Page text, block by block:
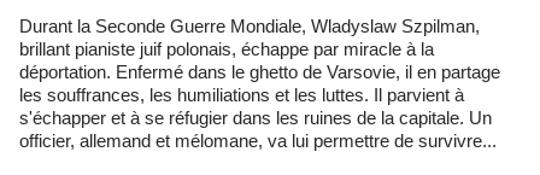
Durant la Seconde Guerre Mondiale, Wladyslaw Szpilman,
brillant pianiste juif polonais, échappe par miracle à la
déportation. Enfermé dans le ghetto de Varsovie, il en partage
les souffrances, les humiliations et les luttes. Il parvient à
s'échapper et à se réfugier dans les ruines de la capitale. Un
officier, allemand et mélomane, va lui permettre de survivre...